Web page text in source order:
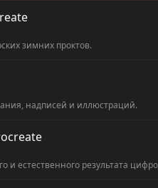
зимних проктов.
надписей и иллюстраций.
и естественного результата